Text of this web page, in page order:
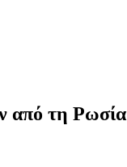
από τη Ρωσία